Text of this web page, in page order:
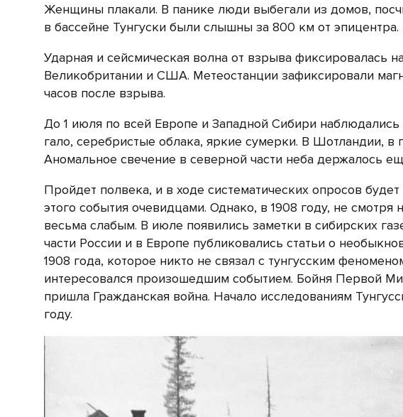
Женщины плакали. В панике люди выбегали из домов,
в бассейне Тунгуски были слышны за 800 км от эпицентра.
Ударная и сейсмическая волна от взрыва фиксировалась
Великобритании и США. Метеостанции зафиксировали
часов после взрыва.
До 1 июля по всей Европе и Западной Сибири
гало, серебристые облака, яркие сумерки. В Шотландии,
Аномальное свечение в северной части неба держалось
Пройдет полвека, и в ходе систематических опросов
этого события очевидцами. Однако, в 1908 году, не
весьма слабым. В июле появились заметки в сибирских
части России и в Европе публиковались статьи о
1908 года, которое никто не связал с тунгусским
интересовался произошедшим событием. Бойня Первой
пришла Гражданская война. Начало исследованиям
году.